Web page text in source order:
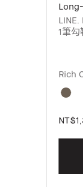
LINE.
1筆勾
Rich